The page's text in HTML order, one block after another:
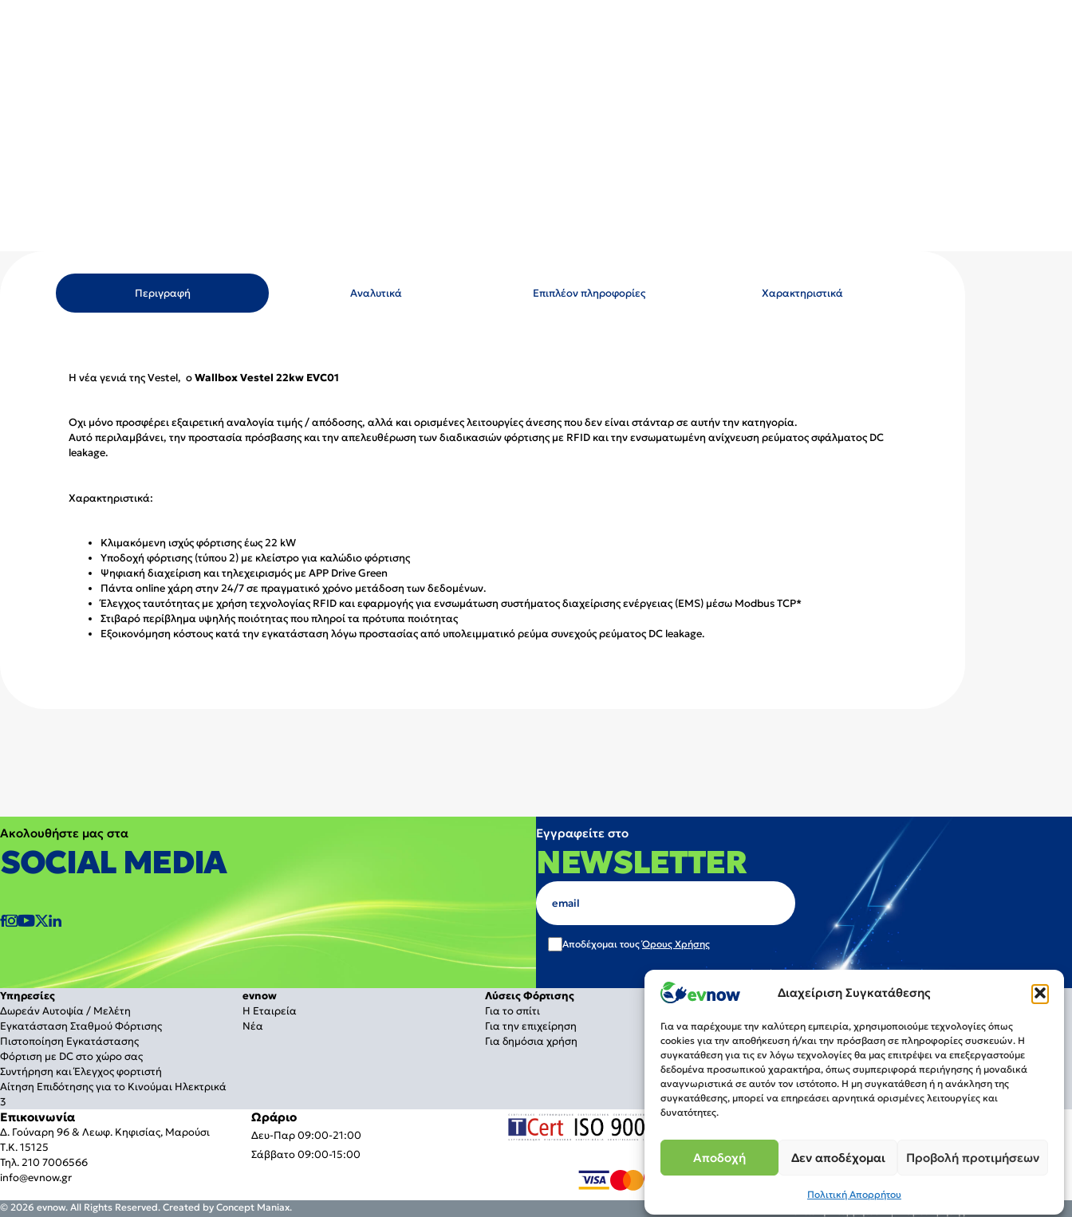
Διαχείριση Συγκατάθεσης
Για να παρέχουμε την καλύτερη εμπειρία, χρησιμοποιούμε τεχνολογίες όπως
cookies για την αποθήκευση ή/και την πρόσβαση σε πληροφορίες συσκευών. Η
συγκατάθεση για τις εν λόγω τεχνολογίες θα μας επιτρέψει να επεξεργαστούμε
δεδομένα προσωπικού χαρακτήρα, όπως συμπεριφορά περιήγησης ή μοναδικά
αναγνωριστικά σε αυτόν τον ιστότοπο. Η μη συγκατάθεση ή η ανάκληση της
συγκατάθεσης, μπορεί να επηρεάσει αρνητικά ορισμένες λειτουργίες και
δυνατότητες.
Αποδοχή Δεν αποδέχομαι Προβολή προτιμήσεων
Πολιτική Απορρήτου
Περιγραφή Αναλυτικά Επιπλέον πληροφορίες Χαρακτηριστικά
Η νέα γενιά της Vestel, οWallbox Vestel 22kw EVC01
Oχι μόνο προσφέρει εξαιρετική αναλογία τιμής / απόδοσης, αλλά και ορισμένες λειτουργίες άνεσης που δεν είναι στάνταρ σε αυτήν την κατηγορία.
Αυτό περιλαμβάνει, την προστασία πρόσβασης και την απελευθέρωση των διαδικασιών φόρτισης με RFID και την ενσωματωμένη ανίχνευση ρεύματος σφάλματος DC
leakage.
Χαρακτηριστικά:
Κλιμακόμενη ισχύς φόρτισης έως 22 kW
Υποδοχή φόρτισης (τύπου 2) με κλείστρο για καλώδιο φόρτισης
Ψηφιακή διαχείριση και τηλεχειρισμός με APP Drive Green
Πάντα online χάρη στην 24/7 σε πραγματικό χρόνο μετάδοση των δεδομένων.
Έλεγχος ταυτότητας με χρήση τεχνολογίας RFID και εφαρμογής για ενσωμάτωση συστήματος διαχείρισης ενέργειας (EMS) μέσω Modbus TCP*
Στιβαρό περίβλημα υψηλής ποιότητας που πληροί τα πρότυπα ποιότητας
Εξοικονόμηση κόστους κατά την εγκατάσταση λόγω προστασίας από υπολειμματικό ρεύμα συνεχούς ρεύματος DC leakage.
Ακολουθήστε μας στα
SOCIAL MEDIA
Εγγραφείτε στο
NEWSLETTER
Αποδέχομαι τουςΌρους Χρήσης
Υπηρεσίες
Δωρεάν Αυτοψία / Μελέτη
Εγκατάσταση Σταθμού Φόρτισης
Πιστοποίηση Εγκατάστασης
Φόρτιση με DC στο χώρο σας
Συντήρηση και Έλεγχος φορτιστή
Αίτηση Επιδότησης για το Κινούμαι Ηλεκτρικά
3
evnow
Η Εταιρεία
Νέα
Λύσεις Φόρτισης
Για το σπίτι
Για την επιχείρηση
Για δημόσια χρήση
Πληροφορίες
Τρόποι Πληρωμής
Επιστροφές
Επικοινωνία
Δ. Γούναρη 96 & Λεωφ. Κηφισίας, Μαρούσι
Τ.Κ. 15125
Τηλ.210 7006566
info@evnow.gr
Ωράριο
Δευ-Παρ 09:00-21:00
Σάββατο 09:00-15:00
© 2026 evnow. All Rights Reserved. Created by Concept Maniax.